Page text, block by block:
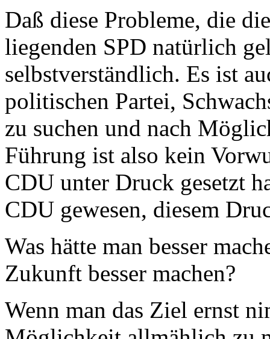
Daß diese Probleme, die
liegenden SPD natürlich
selbstverständlich. Es ist
politischen Partei,
zu suchen und nach
Führung ist also kein
CDU unter Druck gesetzt
CDU gewesen, diesem
Was hätte man besser
Zukunft besser machen?
Wenn man das Ziel ernst